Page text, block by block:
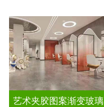
艺术夹胶图案渐变玻璃